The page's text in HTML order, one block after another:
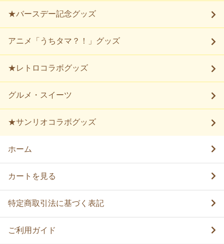
★バースデー記念グッズ
アニメ「うちタマ？！」グッズ
★レトロコラボグッズ
グルメ・スイーツ
★サンリオコラボグッズ
ホーム
カートを見る
特定商取引法に基づく表記
ご利用ガイド